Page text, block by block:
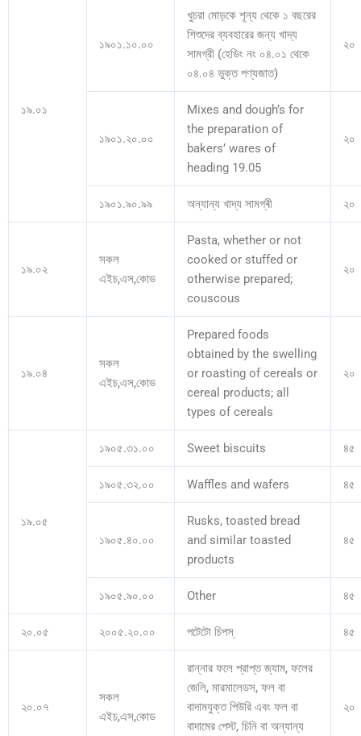
১৯.০১
১৯০১.১০.০০
খুচরা মোড়কে শূন্য থেকে ১ বছরের
শিশুদের ব্যবহারের জন্য খাদ্য
সামগ্রী (হেডিং নং ০৪.০১ থেকে
০৪.০৪ ভুক্ত পণ্যজাত)
২০
১৯০১.২০.০০
Mixes and dough’s for
the preparation of
bakers’ wares of
heading 19.05
২০
১৯০১.৯০.৯৯ অন্যান্য খাদ্য সামগ্ৰী ২০
১৯.০২
সকল
এইচ,এস,কোড
Pasta, whether or not
cooked or stuffed or
otherwise prepared;
couscous
২০
১৯.০৪
সকল
এইচ,এস,কোড
Prepared foods
obtained by the swelling
or roasting of cereals or
cereal products; all
types of cereals
২০
১৯.০৫
১৯০৫.৩১.০০ Sweet biscuits ৪৫
১৯০৫.৩২.০০ Waffles and wafers ৪৫
১৯০৫.৪০.০০
Rusks, toasted bread
and similar toasted
products
৪৫
১৯০৫.৯০.০০ Other ৪৫
২০.০৫ ২০০৫.২০.০০ পটেটো চিপস্ ৪৫
২০.০৭
সকল
এইচ,এস,কোড
রান্নার ফলে প্রাপ্ত জ্যাম, ফলের
জেলি, মারমালেডস, ফল বা
বাদামযুক্ত পিউরি এবং ফল বা
বাদামের পেস্ট, চিনি বা অন্যান্য
২০